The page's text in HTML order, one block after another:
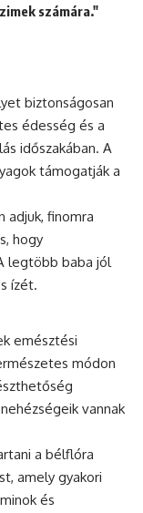
számára."
biztonságosan
édesség és a
időszakában. A
támogatják a
adjuk, finomra
hogy
legtöbb baba jól
ízét.
emésztési
módon
vannak
a bélflóra
amely gyakori
és